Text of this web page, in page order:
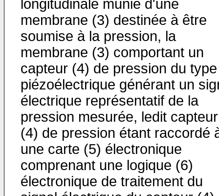
longitudinale munie d'une
membrane (3) destinée à être
soumise à la pression, la
membrane (3) comportant un
capteur (4) de pression du type
piézoélectrique générant un
électrique représentatif de la
pression mesurée, ledit capteur
(4) de pression étant raccordé
une carte (5) électronique
comprenant une logique (6)
électronique de traitement du